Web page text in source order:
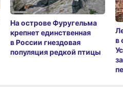
На острове Фуругельма
крепнет единственная
в России гнездовая
популяция редкой птицы
в